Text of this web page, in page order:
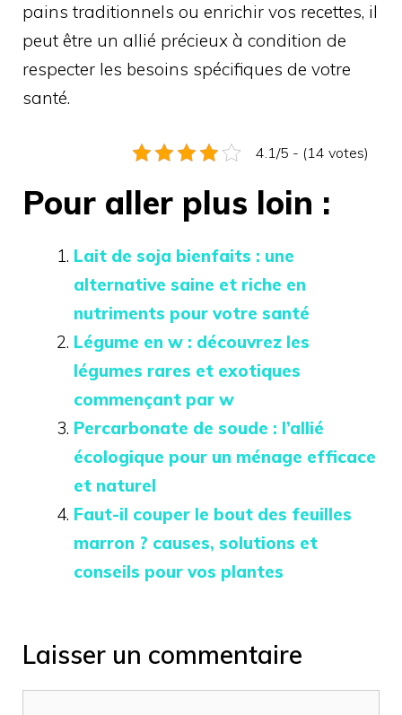
pains traditionnels ou enrichir vos recettes, il
peut être un allié précieux à condition de
respecter les besoins spécifiques de votre
santé.
4.1/5 - (14 votes)
Pour aller plus loin :
Lait de soja bienfaits : une
alternative saine et riche en
nutriments pour votre santé
Légume en w : découvrez les
légumes rares et exotiques
commençant par w
Percarbonate de soude : l’allié
écologique pour un ménage efficace
et naturel
Faut-il couper le bout des feuilles
marron ? causes, solutions et
conseils pour vos plantes
Laisser un commentaire